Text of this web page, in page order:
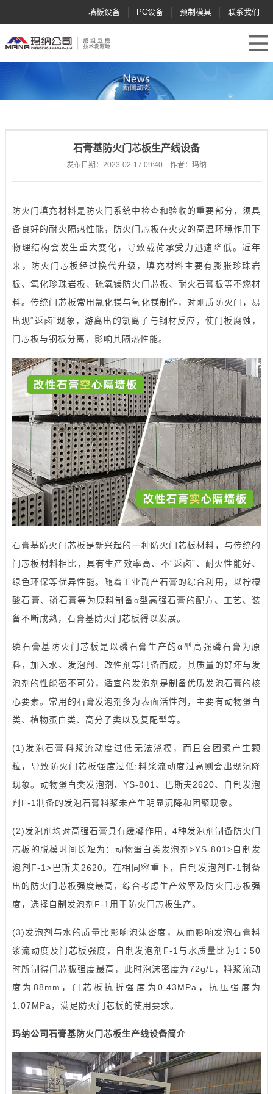
联系我们
预制模具
PC设备
墙板设备
石膏基防火门芯板生产线设备
发布日期：2023-02-17 09:40 作者：玛纳
防火门填充材料是防火门系统中检查和验收的重要部分，须具
备良好的耐火隔热性能，防火门芯板在火灾的高温环境作用下
物理结构会发生重大变化，导致载荷承受力迅速降低。近年
来，防火门芯板经过换代升级，填充材料主要有膨胀珍珠岩
板、氧化珍珠岩板、硫氧镁防火门芯板、耐火石膏板等不燃材
料。传统门芯板常用氯化镁与氧化镁制作，对刚质防火门，易
出现“返卤”现象，游离出的氯离子与钢材反应，使门板腐蚀，
门芯板与钢板分离，影响其隔热性能。
石膏基防火门芯板是新兴起的一种防火门芯板材料，与传统的
门芯板材料相比，具有生产效率高、不“返卤”、耐火性能好、
绿色环保等优异性能。随着工业副产石膏的综合利用，以柠檬
酸石膏、磷石膏等为原料制备α型高强石膏的配方、工艺、装
备不断成熟，石膏基防火门芯板得以发展。
磷石膏基防火门芯板是以磷石膏生产的α型高强磷石膏为原
料，加入水、发泡剂、改性剂等制备而成，其质量的好坏与发
泡剂的性能密不可分，适宜的发泡剂是制备优质发泡石膏的核
心要素。常用的石膏发泡剂多为表面活性剂，主要有动物蛋白
类、植物蛋白类、高分子类以及复配型等。
(1)发泡石膏料浆流动度过低无法浇模，而且会团聚产生颗
粒，导致防火门芯板强度过低;料浆流动度过高则会出现沉降
现象。动物蛋白类发泡剂、YS-801、巴斯夫2620、自制发泡
剂F-1制备的发泡石膏料浆未产生明显沉降和团聚现象。
(2)发泡剂均对高强石膏具有缓凝作用，4种发泡剂制备防火门
芯板的脱模时间长短为：动物蛋白类发泡剂>YS-801>自制发
泡剂F-1>巴斯夫2620。在相同容重下，自制发泡剂F-1制备
出的防火门芯板强度最高，综合考虑生产效率及防火门芯板强
度，选择自制发泡剂F-1用于防火门芯板生产。
(3)发泡剂与水的质量比影响泡沫密度，从而影响发泡石膏料
浆流动度及门芯板强度，自制发泡剂F-1与水质量比为1∶50
时所制得门芯板强度最高，此时泡沫密度为72g/L，料浆流动
度为88mm，门芯板抗折强度为0.43MPa，抗压强度为
1.07MPa，满足防火门芯板的使用要求。
玛纳公司石膏基防火门芯板生产线设备简介